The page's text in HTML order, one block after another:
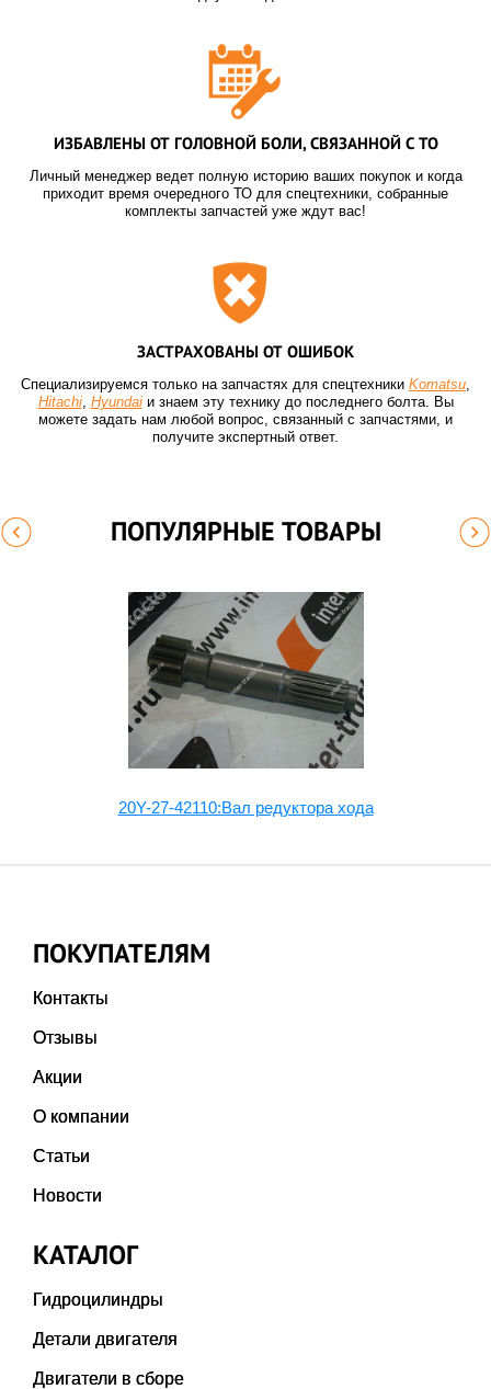
ИЗБАВЛЕНЫ ОТ ГОЛОВНОЙ БОЛИ, СВЯЗАННОЙ С ТО
Личный менеджер ведет полную историю ваших покупок и когда
приходит время очередного ТО для спецтехники, собранные
комплекты запчастей уже ждут вас!
ЗАСТРАХОВАНЫ ОТ ОШИБОК
Специализируемся только на запчастях для спецтехники Komatsu,
Hitachi, Hyundaiи знаем эту технику до последнего болта. Вы
можете задать нам любой вопрос, связанный с запчастями, и
получите экспертный ответ.
ПОПУЛЯРНЫЕ ТОВАРЫ
20Y-27-42110:Вал редуктора хода
ПОКУПАТЕЛЯМ
Контакты
Отзывы
Акции
О компании
Статьи
Новости
КАТАЛОГ
Гидроцилиндры
Детали двигателя
Двигатели в сборе